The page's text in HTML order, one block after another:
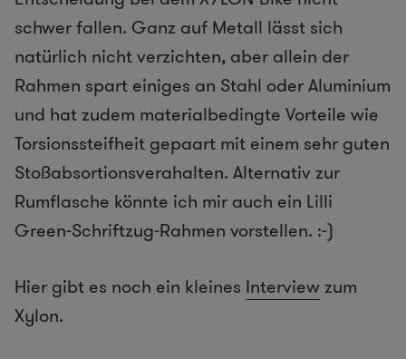
schwer fallen. Ganz auf Metall lässt sich
natürlich nicht verzichten, aber allein der
Rahmen spart einiges an Stahl oder Aluminium
und hat zudem materialbedingte Vorteile wie
Torsionssteifheit gepaart mit einem sehr guten
Stoßabsortionsverahalten. Alternativ zur
Rumflasche könnte ich mir auch ein Lilli
Green-Schriftzug-Rahmen vorstellen. :-)
Hier gibt es noch ein kleines Interviewzum
Xylon.